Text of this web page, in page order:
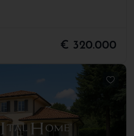
€ 320.000